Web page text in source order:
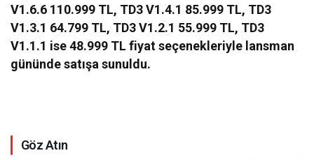
V1.6.6 110.999 TL, TD3 V1.4.1 85.999 TL, TD3
V1.3.1 64.799 TL, TD3 V1.2.1 55.999 TL, TD3
V1.1.1 ise 48.999 TL fiyat seçenekleriyle lansman
gününde satışa sunuldu.
Göz Atın